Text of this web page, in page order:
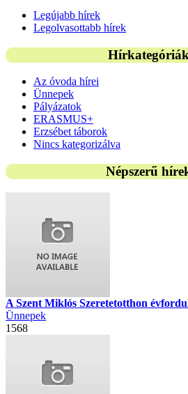
Legújabb hírek
Legolvasottabb hírek
Hírkategóriák
Az óvoda hírei
Ünnepek
Pályázatok
ERASMUS+
Erzsébet táborok
Nincs kategorizálva
Népszerű
A Szent Miklós Szeretetotthon
Ünnepek
1568